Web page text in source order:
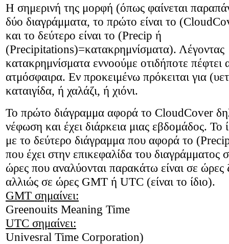
Η σημερινή της μορφή (όπως φαίνεται
δύο διαγράμματα, το πρώτο είναι το (Cloud
και το δεύτερο είναι το (Precip ή
(Precipitations)=κατακρημνίσματα). Λέγοντας
κατακρημνίσματα εννοούμε οτιδήποτε πέφτει
ατμόσφαιρα. Εν προκειμένω πρόκειται για
καταιγίδα, ή χαλάζι, ή χιόνι.
Το πρώτο διάγραμμα αφορά το CloudCover
νέφωση και έχει διάρκεια μιας εβδομάδος. Το
με το δεύτερο διάγραμμα που αφορά το (
που έχει στην επικεφαλίδα του διαγράμματος
ώρες που αναλύονται παρακάτω είναι σε
αλλιώς σε ώρες GMT ή UTC (είναι το ίδιο).
GMT σημαίνει:
Greenouits Meaning Time
UTC σημαίνει:
Univesral Time Corporation)